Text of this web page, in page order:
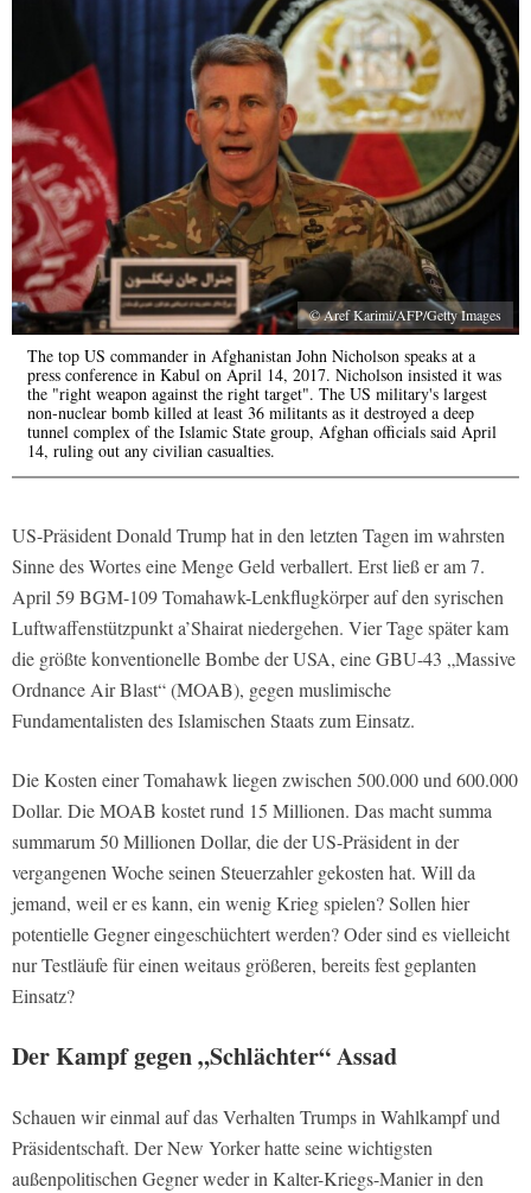
© Aref Karimi/AFP/Getty Images
The top US commander in Afghanistan John Nicholson speaks at a
press conference in Kabul on April 14, 2017. Nicholson insisted it was
the "right weapon against the right target". The US military's largest
non-nuclear bomb killed at least 36 militants as it destroyed a deep
tunnel complex of the Islamic State group, Afghan officials said April
14, ruling out any civilian casualties.
US-Präsident Donald Trump hat in den letzten Tagen im wahrsten
Sinne des Wortes eine Menge Geld verballert. Erst ließ er am 7.
April 59 BGM-109 Tomahawk-Lenkflugkörper auf den syrischen
Luftwaffenstützpunkt a’Shairat niedergehen. Vier Tage später kam
die größte konventionelle Bombe der USA, eine GBU-43 „Massive
Ordnance Air Blast“ (MOAB), gegen muslimische
Fundamentalisten des Islamischen Staats zum Einsatz.
Die Kosten einer Tomahawk liegen zwischen 500.000 und 600.000
Dollar. Die MOAB kostet rund 15 Millionen. Das macht summa
summarum 50 Millionen Dollar, die der US-Präsident in der
vergangenen Woche seinen Steuerzahler gekosten hat. Will da
jemand, weil er es kann, ein wenig Krieg spielen? Sollen hier
potentielle Gegner eingeschüchtert werden? Oder sind es vielleicht
nur Testläufe für einen weitaus größeren, bereits fest geplanten
Einsatz?
Der Kampf gegen „Schlächter“ Assad
Schauen wir einmal auf das Verhalten Trumps in Wahlkampf und
Präsidentschaft. Der New Yorker hatte seine wichtigsten
außenpolitischen Gegner weder in Kalter-Kriegs-Manier in den